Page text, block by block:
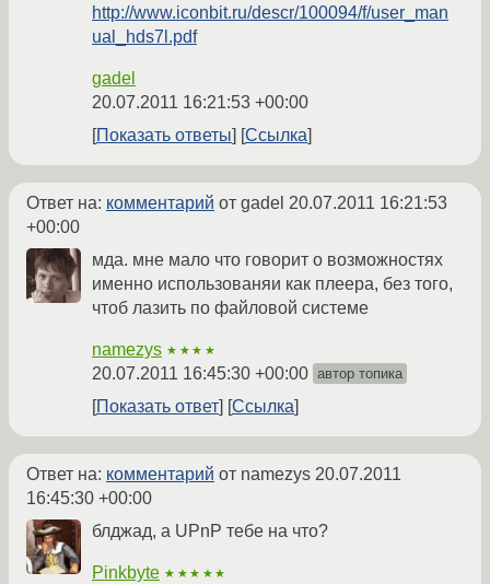
http://www.iconbit.ru/descr/100094/f/user_man
ual_hds7l.pdf
gadel
20.07.2011 16:21:53 +00:00
Показать ответы
Ссылка
Ответ на: комментарий от gadel 20.07.2011 16:21:53
+00:00
мда. мне мало что говорит о возможностях
именно использованяи как плеера, без того,
чтоб лазить по файловой системе
namezys ★★★★
20.07.2011 16:45:30 +00:00 автор топика
Показать ответ Ссылка
Ответ на: комментарий от namezys 20.07.2011
16:45:30 +00:00
блджад, а UPnP тебе на что?
Pinkbyte ★★★★★